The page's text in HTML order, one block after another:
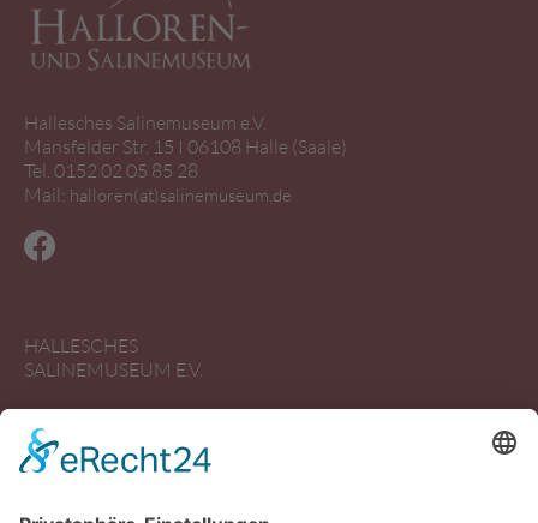
Hallesches Salinemuseum e.V.
Mansfelder Str. 15 I 06108 Halle (Saale)
Tel. 0152 02 05 85 28
Mail: halloren(at)salinemuseum.de
HALLESCHES
SALINEMUSEUM E.V.
Schausieden
Ausstellungen
Salzforum